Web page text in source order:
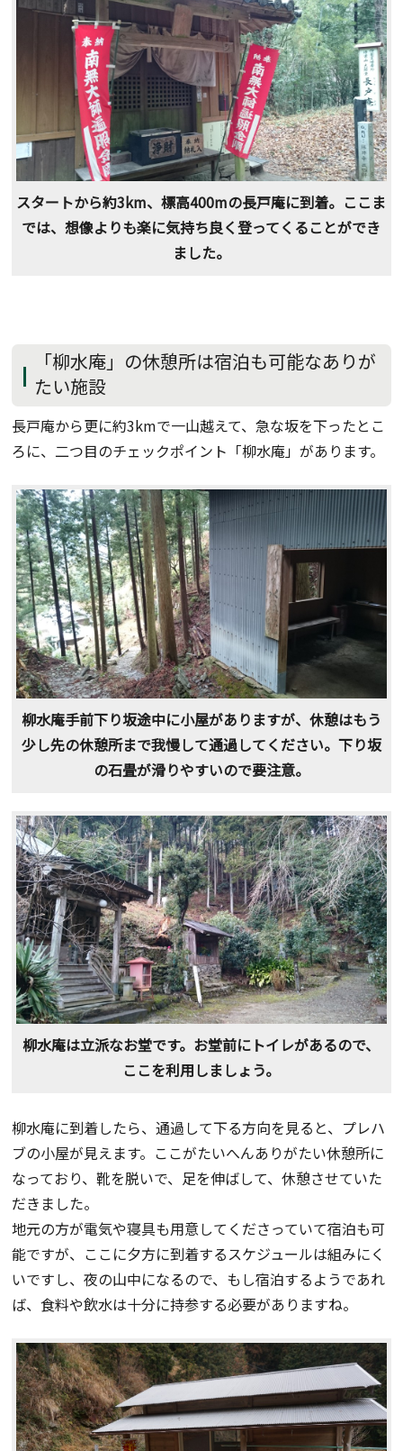
スタートから約3km、標高400mの長戸庵に到着。ここま
では、想像よりも楽に気持ち良く登ってくることができ
ました。
「柳水庵」の休憩所は宿泊も可能なありが
たい施設
長戸庵から更に約3kmで一山越えて、急な坂を下ったとこ
ろに、二つ目のチェックポイント「柳水庵」があります。
柳水庵手前下り坂途中に小屋がありますが、休憩はもう
少し先の休憩所まで我慢して通過してください。下り坂
の石畳が滑りやすいので要注意。
柳水庵は立派なお堂です。お堂前にトイレがあるので、
ここを利用しましょう。
柳水庵に到着したら、通過して下る方向を見ると、プレハ
ブの小屋が見えます。ここがたいへんありがたい休憩所に
なっており、靴を脱いで、足を伸ばして、休憩させていた
だきました。
地元の方が電気や寝具も用意してくださっていて宿泊も可
能ですが、ここに夕方に到着するスケジュールは組みにく
いですし、夜の山中になるので、もし宿泊するようであれ
ば、食料や飲水は十分に持参する必要がありますね。